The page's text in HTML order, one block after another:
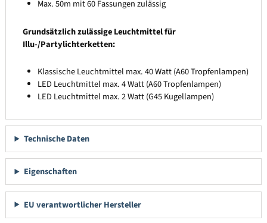
Max. 50m mit 60 Fassungen zulässig
Grundsätzlich zulässige Leuchtmittel für
Illu-/Partylichterketten:
Klassische Leuchtmittel max. 40 Watt (A60 Tropfenlampen)
LED Leuchtmittel max. 4 Watt (A60 Tropfenlampen)
LED Leuchtmittel max. 2 Watt (G45 Kugellampen)
Technische Daten
Eigenschaften
EU verantwortlicher Hersteller